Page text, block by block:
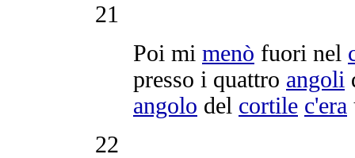
21
Poi mi menò fuori nel
presso i quattro angoli
angolo del cortile c'era
22